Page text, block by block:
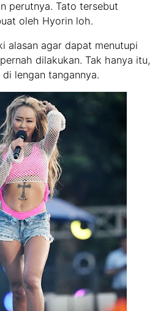
perutnya. Tato tersebut
oleh Hyorin loh.
alasan agar dapat menutupi
dilakukan. Tak hanya itu,
lengan tangannya.